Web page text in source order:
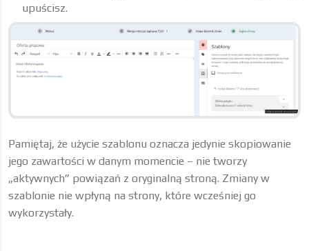
upuścisz.
Pamiętaj, że użycie szablonu oznacza jedynie skopiowanie
jego zawartości w danym momencie – nie tworzy
„aktywnych” powiązań z oryginalną stroną. Zmiany w
szablonie nie wpłyną na strony, które wcześniej go
wykorzystały.